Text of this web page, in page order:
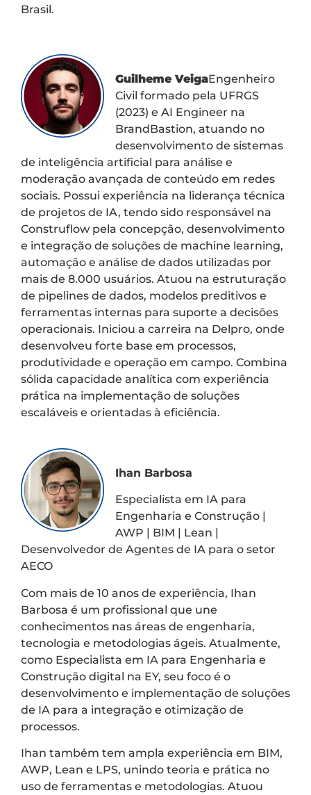
Brasil.
Guilheme VeigaEngenheiro
Civil formado pela UFRGS
(2023) e AI Engineer na
BrandBastion, atuando no
desenvolvimento de sistemas
de inteligência artificial para análise e
moderação avançada de conteúdo em redes
sociais. Possui experiência na liderança técnica
de projetos de IA, tendo sido responsável na
Construflow pela concepção, desenvolvimento
e integração de soluções de machine learning,
automação e análise de dados utilizadas por
mais de 8.000 usuários. Atuou na estruturação
de pipelines de dados, modelos preditivos e
ferramentas internas para suporte a decisões
operacionais. Iniciou a carreira na Delpro, onde
desenvolveu forte base em processos,
produtividade e operação em campo. Combina
sólida capacidade analítica com experiência
prática na implementação de soluções
escaláveis e orientadas à eficiência.
Ihan Barbosa
Especialista em IA para
Engenharia e Construção |
AWP | BIM | Lean |
Desenvolvedor de Agentes de IA para o setor
AECO
Com mais de 10 anos de experiência, Ihan
Barbosa é um profissional que une
conhecimentos nas áreas de engenharia,
tecnologia e metodologias ágeis. Atualmente,
como Especialista em IA para Engenharia e
Construção digital na EY, seu foco é o
desenvolvimento e implementação de soluções
de IA para a integração e otimização de
processos.
Ihan também tem ampla experiência em BIM,
AWP, Lean e LPS, unindo teoria e prática no
uso de ferramentas e metodologias. Atuou